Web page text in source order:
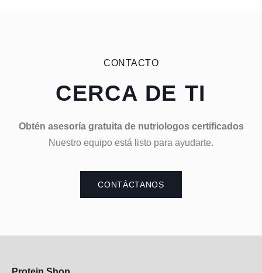
CONTACTO
CERCA DE TI
Obtén asesoría gratuita de nutriologos certificados
Nuestro equipo está listo para ayudarte.
CONTÁCTANOS